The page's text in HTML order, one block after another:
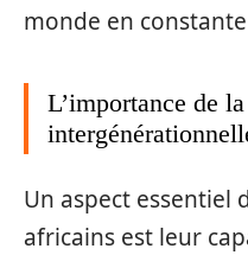
monde en
L’importance de
Un aspect essentiel
africains est leur